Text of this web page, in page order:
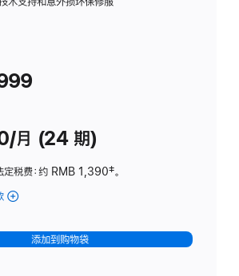
月 (24 期)
定税费：约 RMB 1,390脚
‡。
(Studio
-
标
添加到购物袋